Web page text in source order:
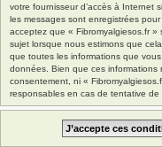
votre fournisseur d’accès à Internet
les messages sont enregistrées
acceptez que « Fibromyalgiesos.fr »
sujet lorsque nous estimons que
que toutes les informations que
données. Bien que ces
consentement, ni «
responsables en cas de tentative